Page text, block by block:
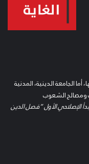
الجامعة الدينية، المدنية
ومصالح الشعوب
الإصلاحي الأول “فصل الدين